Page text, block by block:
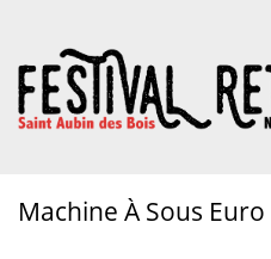
Machine À Sous Euro